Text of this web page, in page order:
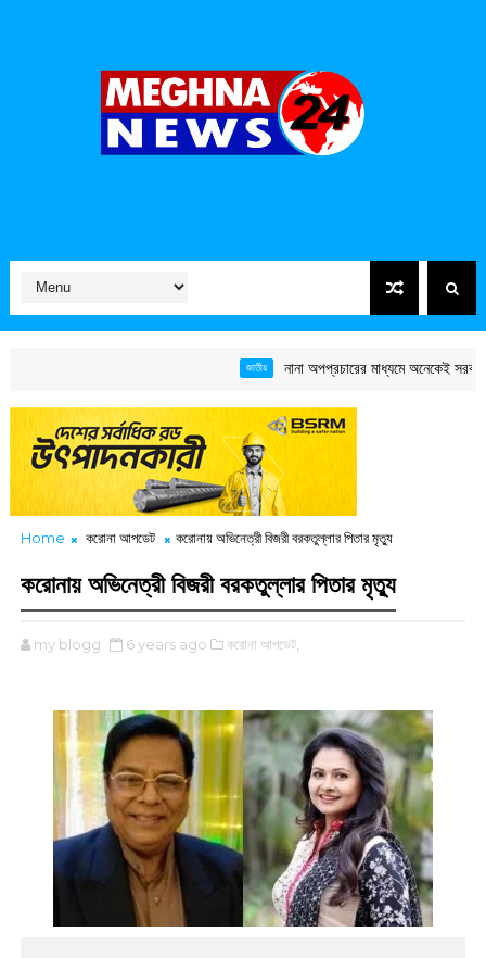
নানা অপপ্রচারের মাধ্যমে অনেকেই সরকারের
Home করোনা আপডেট করোনায় অভিনেত্রী বিজরী বরকতুল্লার পিতার মৃত্যু
করোনায় অভিনেত্রী বিজরী বরকতুল্লার পিতার মৃত্যু
my blogg 6 years ago করোনা আপডেট,